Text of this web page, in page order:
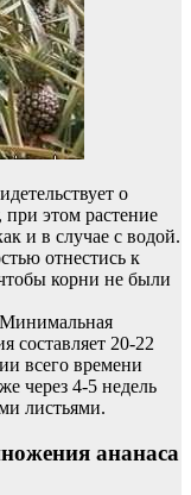
о
при этом растение
и в случае с водой.
отнестись к
корни не были
Минимальная
составляет 20-22
всего времени
через 4-5 недель
листьями.
ананаса